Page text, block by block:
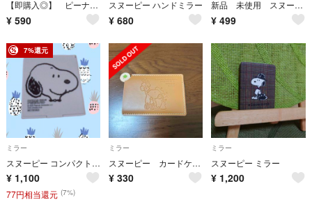
【即購入◎】 ピーナッツ スヌーピー ケース付き カードミラー 茶 非売品
¥ 590
スヌーピー ハンドミラー
¥ 680
新品 未使用 スヌーピー ケース入りカードミラー
¥ 499
7%還元
ミラー
スヌーピー コンパクトミラー ほぼ未使用 7x7cm 送料込
¥ 1,100
77円相当還元 (7%)
ミラー
スヌーピー カードケース付きミラー
¥ 330
ミラー
スヌーピー ミラー
¥ 1,200